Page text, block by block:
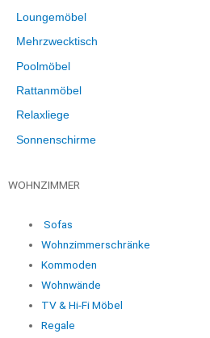
Loungemöbel
Mehrzwecktisch
Poolmöbel
Rattanmöbel
Relaxliege
Sonnenschirme
WOHNZIMMER
Sofas
Wohnzimmerschränke
Kommoden
Wohnwände
TV & Hi-Fi Möbel
Regale